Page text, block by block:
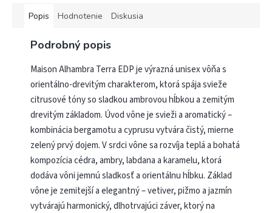
Popis Hodnotenie Diskusia
Podrobný popis
Maison Alhambra Terra EDP je výrazná unisex vôňa s
orientálno-drevitým charakterom, ktorá spája svieže
citrusové tóny so sladkou ambrovou hĺbkou a zemitým
drevitým základom. Úvod vône je svieži a aromatický –
kombinácia bergamotu a cyprusu vytvára čistý, mierne
zelený prvý dojem. V srdci vône sa rozvíja teplá a bohatá
kompozícia cédra, ambry, labdana a karamelu, ktorá
dodáva vôni jemnú sladkosť a orientálnu hĺbku. Základ
vône je zemitejší a elegantný – vetiver, pižmo a jazmín
vytvárajú harmonický, dlhotrvajúci záver, ktorý na